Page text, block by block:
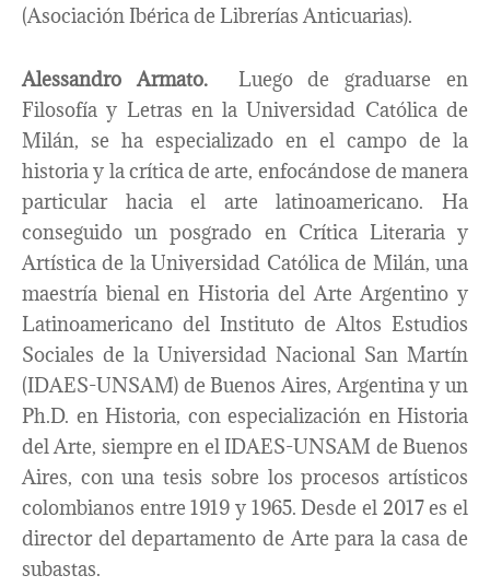
(Asociación Ibérica de Librerías Anticuarias).
Alessandro Armato.Luego de graduarse en
Filosofía y Letras en la Universidad Católica de
Milán, se ha especializado en el campo de la
historia y la crítica de arte, enfocándose de manera
particular hacia el arte latinoamericano. Ha
conseguido un posgrado en Crítica Literaria y
Artística de la Universidad Católica de Milán, una
maestría bienal en Historia del Arte Argentino y
Latinoamericano del Instituto de Altos Estudios
Sociales de la Universidad Nacional San Martín
(IDAES-UNSAM) de Buenos Aires, Argentina y un
Ph.D. en Historia, con especialización en Historia
del Arte, siempre en el IDAES-UNSAM de Buenos
Aires, con una tesis sobre los procesos artísticos
colombianos entre 1919 y 1965. Desde el 2017 es el
director del departamento de Arte para la casa de
subastas.